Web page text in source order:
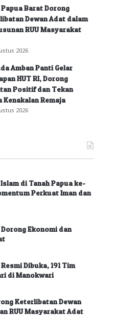
Papua Barat Dorong
Dewan Adat dalam
RUU Masyarakat
2026
Amban Panti Gelar
HUT RI, Dorong
Positif dan Tekan
Kenakalan Remaja
2026
di Tanah Papua ke-
Perkuat Iman dan
Ekonomi dan
Dibuka, 191 Tim
di Manokwari
Keterlibatan Dewan
RUU Masyarakat Adat